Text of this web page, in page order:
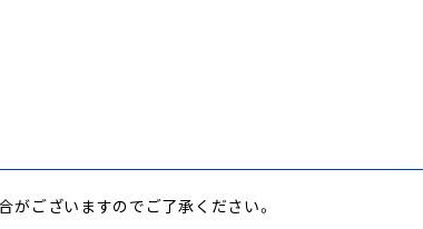
ございますのでご了承ください。